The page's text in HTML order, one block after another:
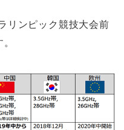
リンピック競技大会前